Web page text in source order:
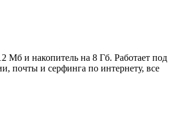
Мб и накопитель на 8 Гб. Работает под
почты и серфинга по интернету, все